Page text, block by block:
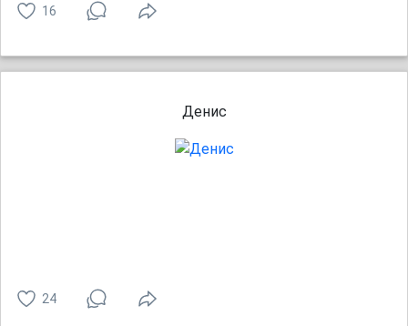
16
Денис
24